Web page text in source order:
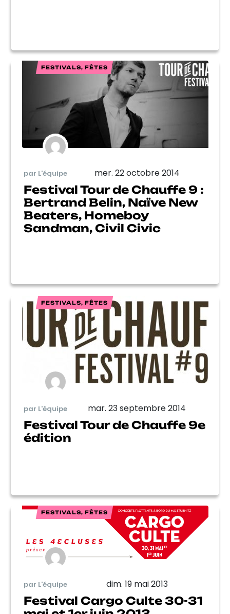
FESTIVALS, FÊTES
par L'équipe mer. 22 octobre 2014
Festival Tour de Chauffe 9 :
Bertrand Belin, Naïve New
Beaters, Homeboy
Sandman, Civil Civic
FESTIVALS, FÊTES
par L'équipe mar. 23 septembre 2014
Festival Tour de Chauffe 9e
édition
FESTIVALS, FÊTES
par L'équipe dim. 19 mai 2013
Festival Cargo Culte 30-31